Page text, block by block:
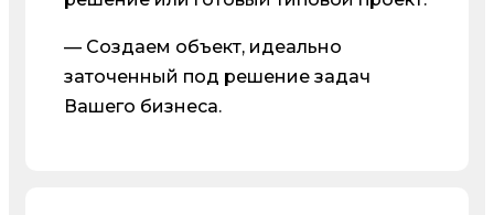
— Создаем объект, идеально
заточенный под решение задач
Вашего бизнеса.